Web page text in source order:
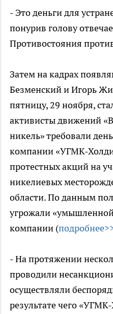
- Это деньги для
понурив голову
Противостояния
Затем на кадрах
Безменский и Игорь
пятницу, 29 ноября,
активисты движений
никель» требовали
компании «УГМК-
протестных акций на
никелиевых
области. По данным
угрожали
компании (
- На протяжении
проводили
осуществляли
результате чего